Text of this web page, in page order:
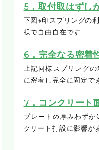
5．取付取はずし
下図※印スプリングの
様で自由自在です
6．完全なる密着
上記同様スプリング
に密着し完全に固定で
7．コンクリート
プレートの厚みわず
クリート打設に影響が